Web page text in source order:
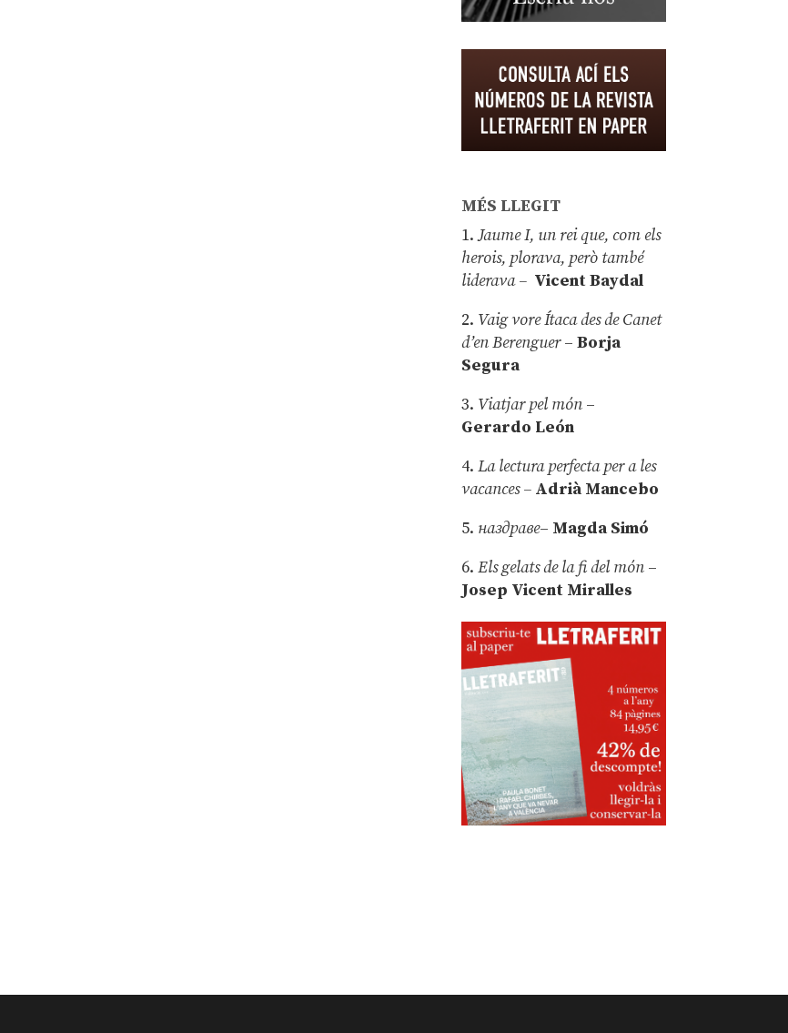
MÉS LLEGIT
1.Jaume I, un rei que, com els
herois, plorava, però també
liderava – Vicent Baydal
2. Vaig vore Ítaca des de Canet
d’en Berenguer–Borja
Segura
3. Viatjar pel món –
Gerardo León
4.La lectura perfecta per a les
vacances – Adrià Mancebo
5. наздраве– Magda Simó
6.Els gelats de la fi del món –
Josep Vicent Miralles